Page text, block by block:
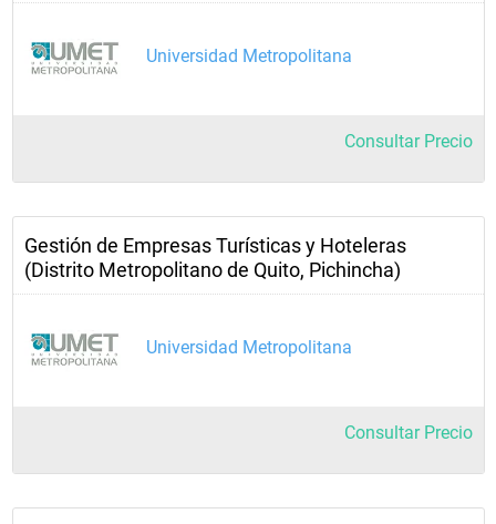
Universidad Metropolitana
Consultar Precio
Gestión de Empresas Turísticas y Hoteleras
(Distrito Metropolitano de Quito, Pichincha)
Universidad Metropolitana
Consultar Precio